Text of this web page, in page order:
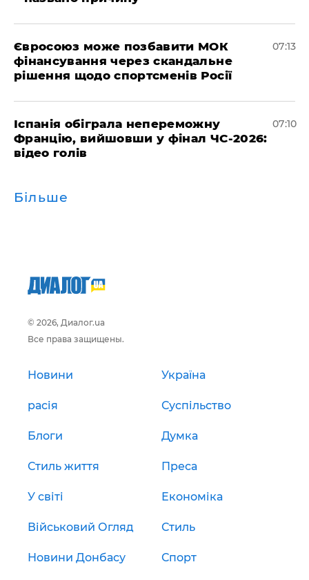
Євросоюз може позбавити МОК
фінансування через скандальне
рішення щодо спортсменів Росії
07:13
Іспанія обіграла непереможну
Францію, вийшовши у фінал ЧС-2026:
відео голів
07:10
Більше
© 2026, Диалог.ua
Все права защищены.
Новини Україна
расія Суспільство
Блоги Думка
Стиль життя Преса
У світі Економіка
Військовий Огляд Стиль
Новини Донбасу Спорт